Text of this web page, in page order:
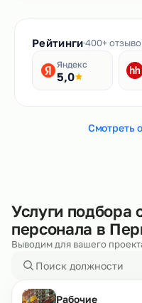
Рейтинги400+
Яндекс
5,0
Смотреть
Услуги подбора
персонала в
Выводим для вашего
Рабочие